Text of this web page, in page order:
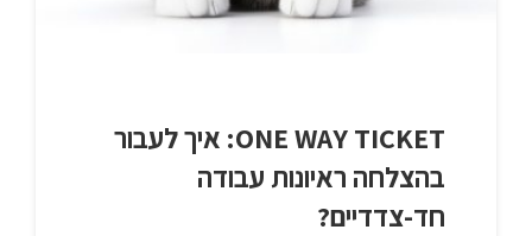
ONE WAY TICKET: איך לעבור
בהצלחה ראיונות עבודה
חד-צדדיים?